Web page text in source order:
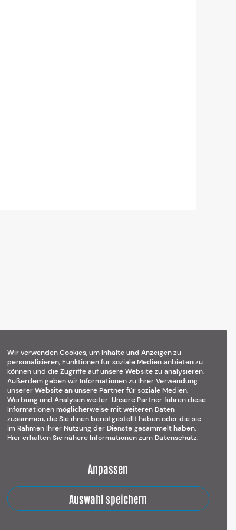
Wir verwenden Cookies, um Inhalte und Anzeigen zu
personalisieren, Funktionen für soziale Medien anbieten zu
können und die Zugriffe auf unsere Website zu analysieren.
Außerdem geben wir Informationen zu Ihrer Verwendung
unserer Website an unsere Partner für soziale Medien,
Werbung und Analysen weiter. Unsere Partner führen diese
Informationen möglicherweise mit weiteren Daten
zusammen, die Sie ihnen bereitgestellt haben oder die sie
im Rahmen Ihrer Nutzung der Dienste gesammelt haben.
Hiererhalten Sie nähere Informationen zum Datenschutz.
Anpassen
Auswahl speichern